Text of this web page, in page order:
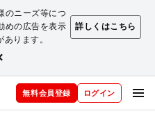
のニーズ等につ
めの広告を表示
ります。
詳しくはこちら
無料会員登録 ログイン